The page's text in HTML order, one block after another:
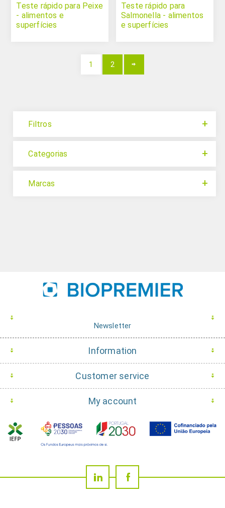
Teste rápido para Peixe
- alimentos e
superfícies
Teste rápido para
Salmonella - alimentos
e superfícies
1 2
Filtros
Categorias
Marcas
Newsletter
Information
Customer service
My account